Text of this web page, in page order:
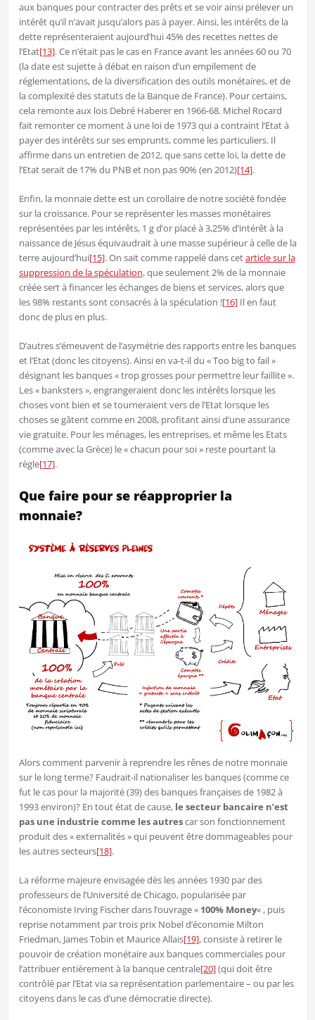
aux banques pour contracter des prêts et se voir ainsi prélever un
intérêt qu’il n’avait jusqu’alors pas à payer. Ainsi, les intérêts de la
dette représenteraient aujourd’hui 45% des recettes nettes de
l’Etat[13]. Ce n’était pas le cas en France avant les années 60 ou 70
(la date est sujette à débat en raison d’un empilement de
réglementations, de la diversification des outils monétaires, et de
la complexité des statuts de la Banque de France). Pour certains,
cela remonte aux lois Debré Haberer en 1966-68. Michel Rocard
fait remonter ce moment à une loi de 1973 qui a contraint l’Etat à
payer des intérêts sur ses emprunts, comme les particuliers. Il
affirme dans un entretien de 2012, que sans cette loi, la dette de
l’Etat serait de 17% du PNB et non pas 90% (en 2012)[14].
Enfin, la monnaie dette est un corollaire de notre société fondée
sur la croissance. Pour se représenter les masses monétaires
représentées par les intérêts, 1 g d’or placé à 3,25% d’intérêt à la
naissance de Jésus équivaudrait à une masse supérieur à celle de la
terre aujourd’hui[15]. On sait comme rappelé dans cetarticle sur la
suppression de la spéculation, que seulement 2% de la monnaie
créée sert à financer les échanges de biens et services, alors que
les 98% restants sont consacrés à la spéculation ![16]Il en faut
donc de plus en plus.
D’autres s’émeuvent de l’asymétrie des rapports entre les banques
et l’Etat (donc les citoyens). Ainsi en va-t-il du « Too big to fail »
désignant les banques « trop grosses pour permettre leur faillite ».
Les « banksters », engrangeraient donc les intérêts lorsque les
choses vont bien et se tourneraient vers de l’Etat lorsque les
choses se gâtent comme en 2008, profitant ainsi d’une assurance
vie gratuite. Pour les ménages, les entreprises, et même les Etats
(comme avec la Grèce) le « chacun pour soi » reste pourtant la
règle[17].
Que faire pour se réapproprier la
monnaie?
Alors comment parvenir à reprendre les rênes de notre monnaie
sur le long terme? Faudrait-il nationaliser les banques (comme ce
fut le cas pour la majorité (39) des banques françaises de 1982 à
1993 environ)? En tout état de cause, le secteur bancaire n’est
pas une industrie comme les autrescar son fonctionnement
produit des « externalités » qui peuvent être dommageables pour
les autres secteurs[18].
La réforme majeure envisagée dès les années 1930 par des
professeurs de l’Université de Chicago, popularisée par
l’économiste Irving Fischer dans l’ouvrage « 100% Money« , puis
reprise notamment par trois prix Nobel d’économie Milton
Friedman, James Tobin et Maurice Allais[19], consiste à retirer le
pouvoir de création monétaire aux banques commerciales pour
l’attribuer entièrement à la banque centrale[20](qui doit être
contrôlé par l’Etat via sa représentation parlementaire – ou par les
citoyens dans le cas d’une démocratie directe).